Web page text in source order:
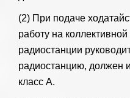
(2) При подаче
работу на
радиостанции
радиостанцию, должен
класс A.